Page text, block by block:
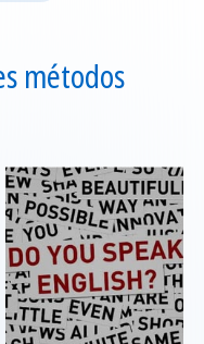
métodos